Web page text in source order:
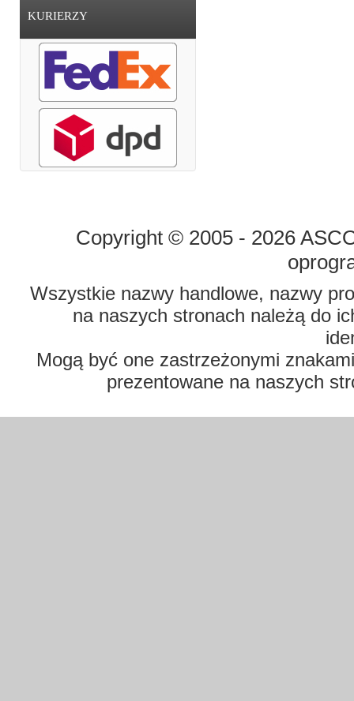
KURIERZY
Copyright © 2005 - 2026
Wszystkie nazwy handlowe, nazwy
na naszych stronach należą do
Mogą być one zastrzeżonymi
prezentowane na naszych